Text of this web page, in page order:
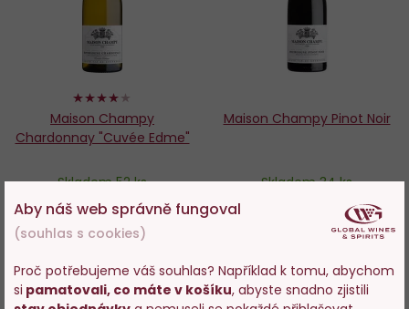
80%
Maison Champy
Chardonnay "Cuvée Edme"
Skladem 52 ks
765 Kč
− +
Maison Champy Pinot Noir
Skladem 34 ks
779 Kč
− +
Aby náš web správně fungoval
(souhlas s cookies)
Proč potřebujeme váš souhlas? Například k tomu, abychom
si pamatovali, co máte v košíku, abyste snadno zjistili
Vstupujete na stránky